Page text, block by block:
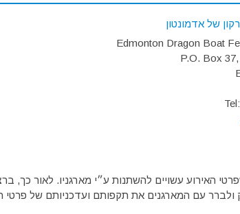
של אדמונטון
Edmonton Dragon Boat
P.O. Box
האירוע עשויים להשתנות ע״י מארגניו. לאור כך,
ולברר עם המארגנים את תקפותם ועדכניותם של פרטי